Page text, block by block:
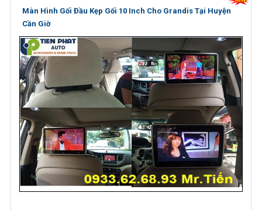
Màn Hình Gối Đầu Kẹp Gối 10 Inch Cho Grandis Tại Huyện
Cần Giờ